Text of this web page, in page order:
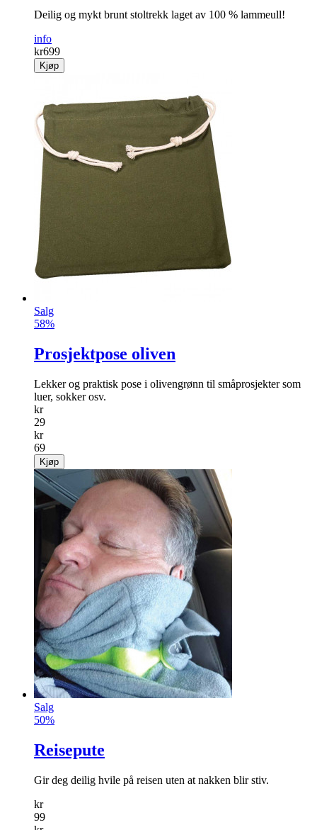
Deilig og mykt brunt stoltrekk laget av 100 % lammeull!
info
kr699
Kjøp
Salg
58%
Prosjektpose oliven
Lekker og praktisk pose i olivengrønn til småprosjekter som
luer, sokker osv.
kr
29
kr
69
Kjøp
Salg
50%
Reisepute
Gir deg deilig hvile på reisen uten at nakken blir stiv.
kr
99